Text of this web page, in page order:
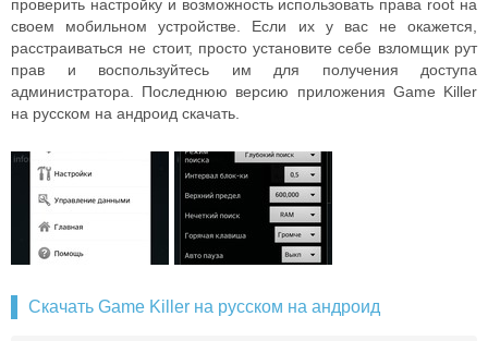
проверить настройку и возможность использовать права root на
своем мобильном устройстве. Если их у вас не окажется,
расстраиваться не стоит, просто установите себе взломщик рут
прав и воспользуйтесь им для получения доступа
администратора. Последнюю версию приложения Game Killer
на русском на андроид скачать.
Скачать Game Killer на русском на андроид